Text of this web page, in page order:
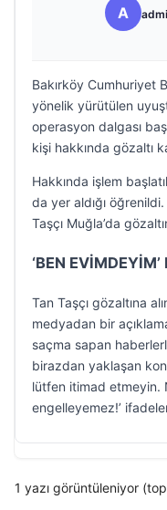
A
Bakırköy Cumhuriyet
yönelik yürütülen
operasyon dalgası
kişi hakkında gözaltı
Hakkında işlem
da yer aldığı
Taşçı Muğla’da
‘BEN
Tan Taşçı gözaltına
medyadan bir
saçma sapan
birazdan yaklaşan
lütfen itimad etmeyin.
engelleyemez!’
1 yazı görüntüleniyor